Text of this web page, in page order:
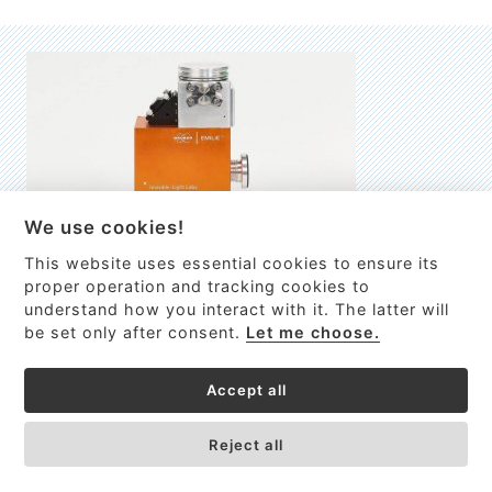
EMILIE
První nano-elektro-mechanický (NEMS) FTIR analyzátor
We use cookies!
This website uses essential cookies to ensure its
proper operation and tracking cookies to
understand how you interact with it. The latter will
be set only after consent. Let me choose.
Accept all
Reject all